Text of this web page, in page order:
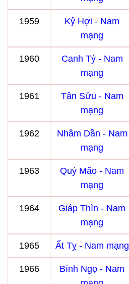
1959
Kỷ Hợi - Nam
mạng
1960
Canh Tý - Nam
mạng
1961
Tân Sửu - Nam
mạng
1962
Nhâm Dần - Nam
mạng
1963
Quý Mão - Nam
mạng
1964
Giáp Thìn - Nam
mạng
1965 Ất Tỵ - Nam mạng
1966
Bính Ngọ - Nam